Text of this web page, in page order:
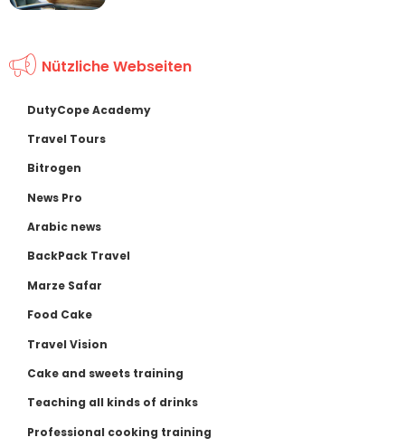
Nützliche Webseiten
DutyCope Academy
Travel Tours
Bitrogen
News Pro
Arabic news
BackPack Travel
Marze Safar
Food Cake
Travel Vision
Cake and sweets training
Teaching all kinds of drinks
Professional cooking training